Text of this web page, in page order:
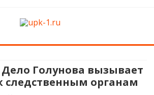
Skip
Голунова вызывает
следственным органам